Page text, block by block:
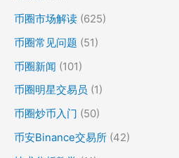
币圈市场解读 (625)
币圈常见问题 (51)
币圈新闻 (101)
币圈明星交易员 (1)
币圈炒币入门 (50)
币安Binance交易所 (42)